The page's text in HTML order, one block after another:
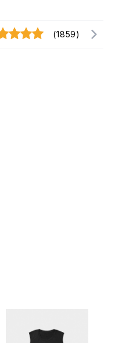
(1859)